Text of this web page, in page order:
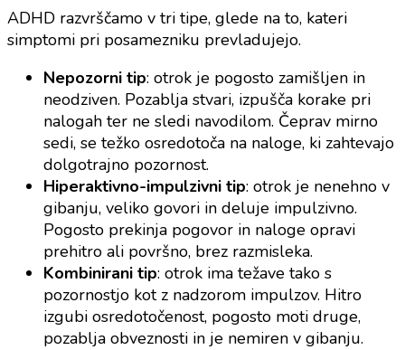
ADHD razvrščamo v tri tipe, glede na to, kateri
simptomi pri posamezniku prevladujejo.
Nepozorni tip: otrok je pogosto zamišljen in
neodziven. Pozablja stvari, izpušča korake pri
nalogah ter ne sledi navodilom. Čeprav mirno
sedi, se težko osredotoča na naloge, ki zahtevajo
dolgotrajno pozornost.
Hiperaktivno-impulzivni tip: otrok je nenehno v
gibanju, veliko govori in deluje impulzivno.
Pogosto prekinja pogovor in naloge opravi
prehitro ali površno, brez razmisleka.
Kombinirani tip: otrok ima težave tako s
pozornostjo kot z nadzorom impulzov. Hitro
izgubi osredotočenost, pogosto moti druge,
pozablja obveznosti in je nemiren v gibanju.